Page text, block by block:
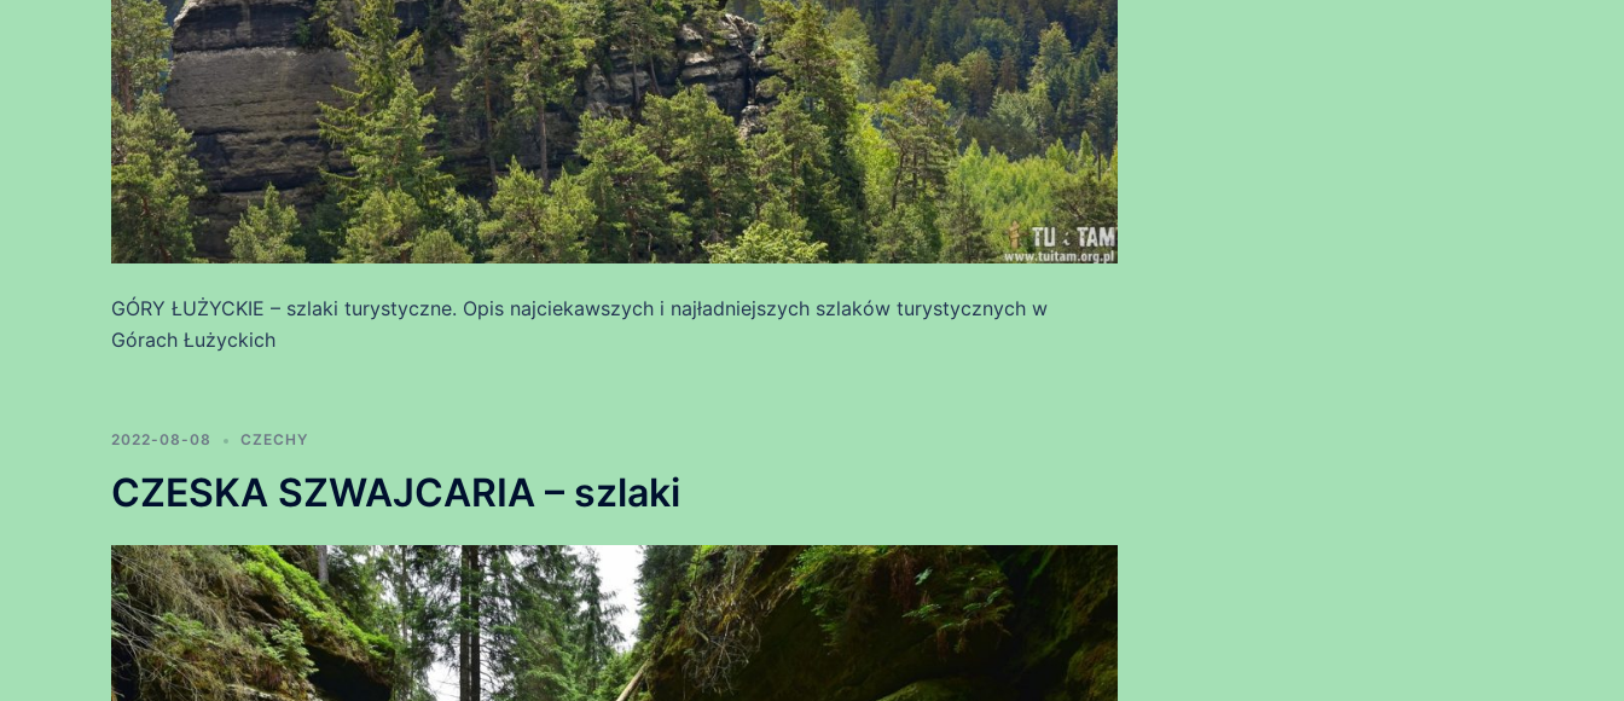
GÓRY ŁUŻYCKIE – szlaki turystyczne. Opis najciekawszych i najładniejszych szlaków turystycznych w
Górach Łużyckich
2022-08-08 CZECHY
CZESKA SZWAJCARIA – szlaki